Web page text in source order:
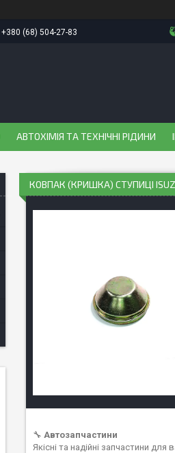
+380 (68) 504-27-83
АВТОХІМІЯ ТА ТЕХНІЧНІ РІДИНИ
КОВПАК (КРИШКА) СТУПИЦІ
🔧 Автозапчастини
Якісні та надійні запчастини